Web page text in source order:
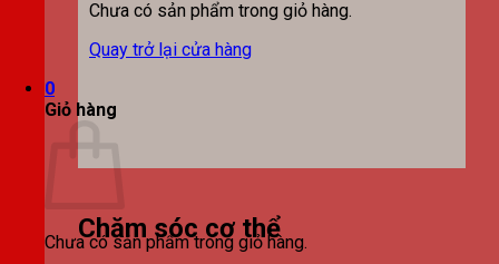
Chưa có sản phẩm trong giỏ hàng.
Quay trở lại cửa hàng
0
Giỏ hàng
Chưa có sản phẩm trong giỏ hàng.
Chăm sóc cơ thể